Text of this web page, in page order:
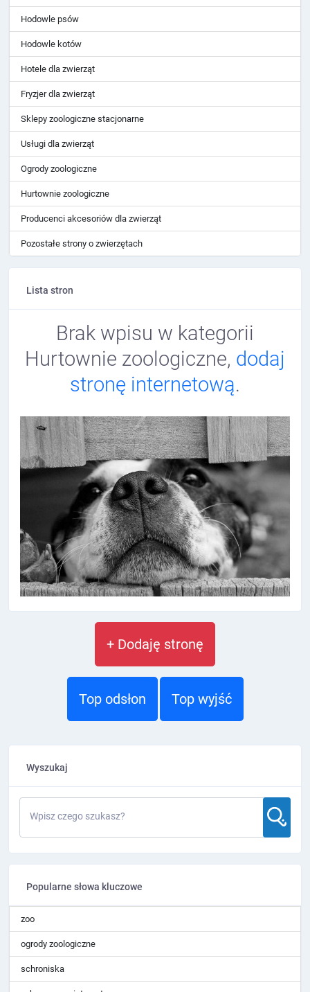
Hodowle psów
Hodowle kotów
Hotele dla zwierząt
Fryzjer dla zwierząt
Sklepy zoologiczne stacjonarne
Usługi dla zwierząt
Ogrody zoologiczne
Hurtownie zoologiczne
Producenci akcesoriów dla zwierząt
Pozostałe strony o zwierzętach
Lista stron
Brak wpisu w kategorii
Hurtownie zoologiczne, dodaj
stronę internetową.
+ Dodaję stronę
Top odsłon Top wyjść
Wyszukaj
Wpisz czego szukasz?
Popularne słowa kluczowe
zoo
ogrody zoologiczne
schroniska